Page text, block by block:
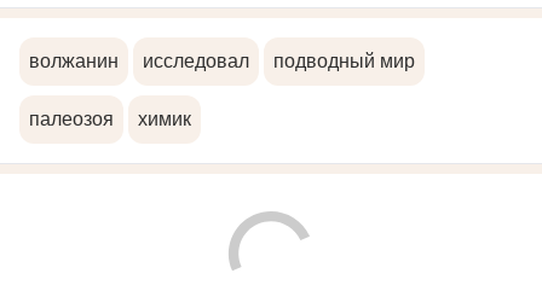
волжанин исследовал подводный мир
палеозоя химик